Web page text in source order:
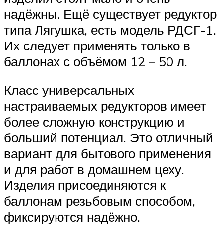
надёжны. Ещё существует редуктор
типа Лягушка, есть модель РДСГ-1.
Их следует применять только в
баллонах с объёмом 12 – 50 л.
Класс универсальных
настраиваемых редукторов имеет
более сложную конструкцию и
больший потенциал. Это отличный
вариант для бытового применения
и для работ в домашнем цеху.
Изделия присоединяются к
баллонам резьбовым способом,
фиксируются надёжно.